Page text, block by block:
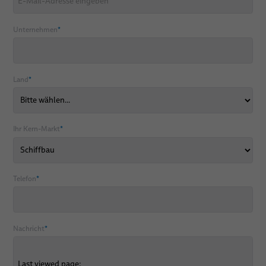
Unternehmen*
Land*
Ihr Kern-Markt*
Telefon*
Nachricht*